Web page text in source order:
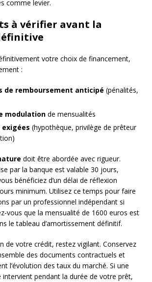
comme levier.
à vérifier avant la
votre choix de financement,
:
de remboursement anticipé (pénalités,
modulation de mensualités
(hypothèque, privilège de prêteur
doit être abordée avec rigueur.
par la banque est valable 30 jours,
bénéficiez d’un délai de réflexion
minimum. Utilisez ce temps pour faire
par un professionnel indépendant si
vous que la mensualité de 1600 euros est
le tableau d’amortissement définitif.
de votre crédit, restez vigilant. Conservez
des documents contractuels et
l’évolution des taux du marché. Si une
intervient pendant la durée de votre prêt,